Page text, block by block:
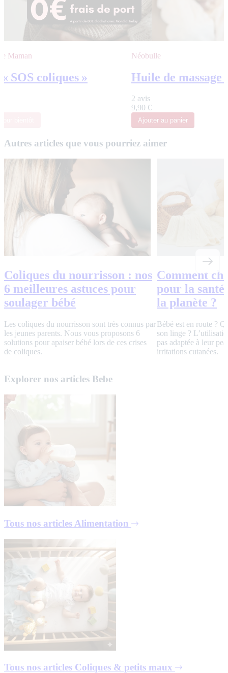
Maman
SOS coliques »
Néobulle
Huile de
2 avis
9,90 €
Ajouter au panier
Autres articles que vous pourriez aimer
Coliques du nourrisson : nos
6 meilleures astuces pour
soulager bébé
Les coliques du nourrisson sont très connus par
les jeunes parents. Nous vous proposons 6
solutions pour apaiser bébé lors de ces crises
de coliques.
Comment
pour la santé
la planète ?
Bébé est en route ?
son linge ?
pas adaptée à leur
irritations cutanées.
Explorer nos articles Bebe
Tous nos articles Alimentation
Tous nos articles Coliques & petits maux